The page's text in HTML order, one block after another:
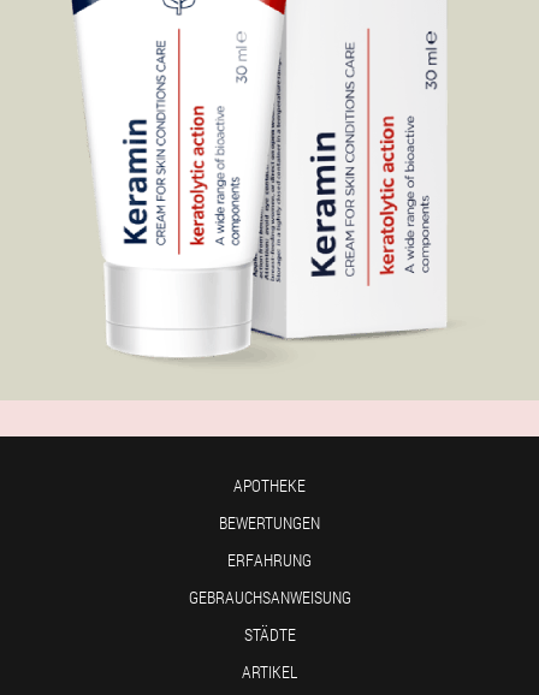
APOTHEKE
BEWERTUNGEN
ERFAHRUNG
GEBRAUCHSANWEISUNG
STÄDTE
ARTIKEL